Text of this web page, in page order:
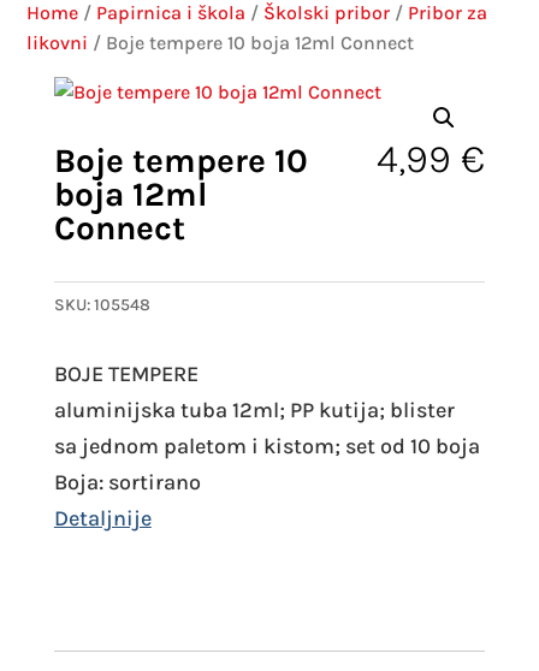
Home / Papirnica i škola / Školski pribor / Pribor za
likovni / Boje tempere 10 boja 12ml Connect
Boje tempere 10
boja 12ml
Connect
4,99 €
SKU:105548
BOJE TEMPERE
aluminijska tuba 12ml; PP kutija; blister
sa jednom paletom i kistom; set od 10 boja
Boja: sortirano